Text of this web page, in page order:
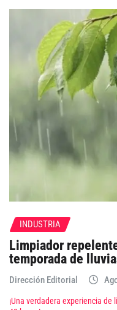
INDUSTRIA
Limpiador
temporada de
Dirección Editorial
¡Una verdadera experiencia